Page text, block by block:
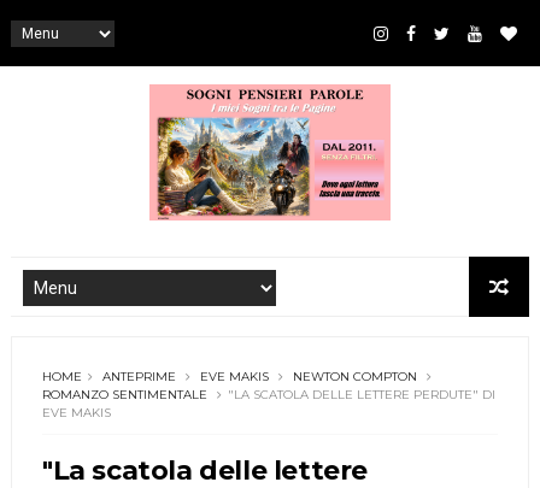
HOME ANTEPRIME EVE MAKIS
NEWTON COMPTON
ROMANZO SENTIMENTALE
"LA SCATOLA DELLE LETTERE PERDUTE" DI
EVE MAKIS
"La scatola delle lettere